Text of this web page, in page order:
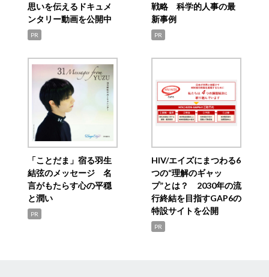
思いを伝えるドキュメ
ンタリー動画を公開中
PR
戦略 科学的人事の最
新事例
PR
「ことだま」宿る羽生
結弦のメッセージ 名
言がもたらす心の平穏
と潤い
PR
HIV/エイズにまつわる6
つの“理解のギャッ
プ”とは？ 2030年の流
行終結を目指すGAP6の
特設サイトを公開
PR